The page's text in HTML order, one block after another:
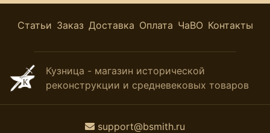
Статьи Заказ Доставка Оплата ЧаВО Контакты
Кузница - магазин исторической
реконструкции и средневековых товаров
support@bsmith.ru